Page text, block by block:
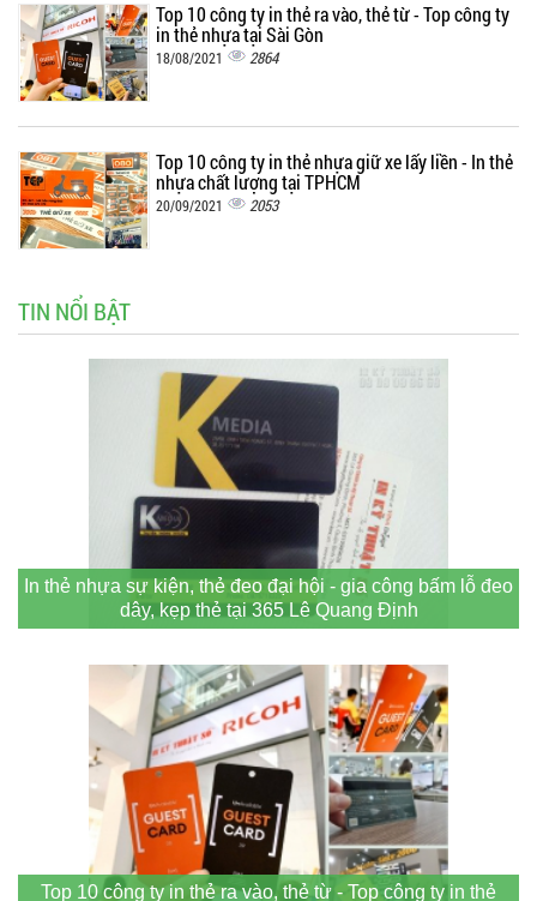
Top 10 công ty in thẻ ra vào, thẻ từ - Top công ty
in thẻ nhựa tại Sài Gòn
18/08/2021 2864
Top 10 công ty in thẻ nhựa giữ xe lấy liền - In thẻ
nhựa chất lượng tại TPHCM
20/09/2021 2053
TIN NỔI BẬT
In thẻ nhựa sự kiện, thẻ đeo đại hội - gia công bấm lỗ đeo
dây, kẹp thẻ tại 365 Lê Quang Định
Top 10 công ty in thẻ ra vào, thẻ từ - Top công ty in thẻ